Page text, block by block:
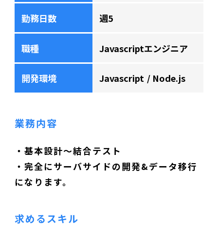
勤務日数 週5
職種 Javascriptエンジニア
開発環境 Javascript Node.js
業務内容
・基本設計～結合テスト
・完全にサーバサイドの開発&データ移行
になります。
求めるスキル